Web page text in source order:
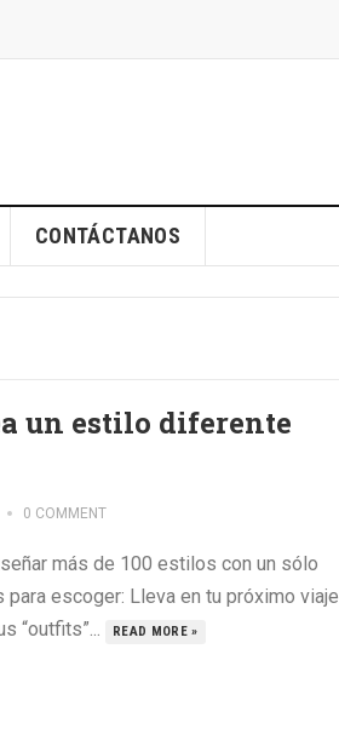
CONTÁCTANOS
un estilo diferente
0 COMMENT
más de 100 estilos con un sólo
escoger: Lleva en tu próximo viaje
“outfits”...
READ MORE »